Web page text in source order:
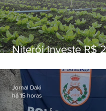
Niterói investe R$
familiar para
Jornal Daki
há 15 horas